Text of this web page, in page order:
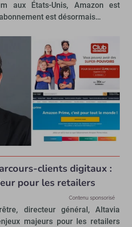
aux États-Unis, Amazon est
est désormais…
clients digitaux :
pour les retailers
Contenu sponsorisé
directeur général, Altavia
majeurs pour les retailers